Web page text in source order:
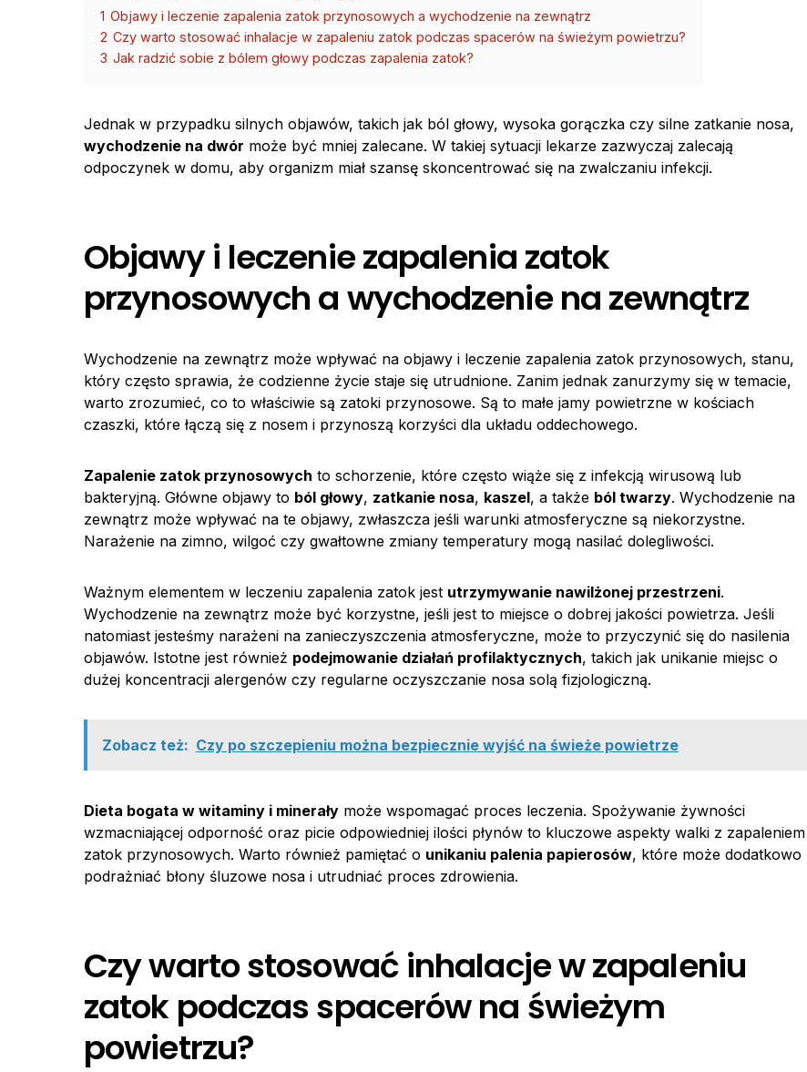
1 Objawy i leczenie zapalenia zatok przynosowych a wychodzenie na zewnątrz
2 Czy warto stosować inhalacje w zapaleniu zatok podczas spacerów na świeżym powietrzu?
3 Jak radzić sobie z bólem głowy podczas zapalenia zatok?
Jednak w przypadku silnych objawów, takich jak ból głowy, wysoka gorączka czy silne zatkanie nosa,
wychodzenie na dwór może być mniej zalecane. W takiej sytuacji lekarze zazwyczaj zalecają
odpoczynek w domu, aby organizm miał szansę skoncentrować się na zwalczaniu infekcji.
Objawy i leczenie zapalenia zatok
przynosowych a wychodzenie na zewnątrz
Wychodzenie na zewnątrz może wpływać na objawy i leczenie zapalenia zatok przynosowych, stanu,
który często sprawia, że codzienne życie staje się utrudnione. Zanim jednak zanurzymy się w temacie,
warto zrozumieć, co to właściwie są zatoki przynosowe. Są to małe jamy powietrzne w kościach
czaszki, które łączą się z nosem i przynoszą korzyści dla układu oddechowego.
Zapalenie zatok przynosowych to schorzenie, które często wiąże się z infekcją wirusową lub
bakteryjną. Główne objawy to ból głowy, zatkanie nosa, kaszel, a także ból twarzy. Wychodzenie na
zewnątrz może wpływać na te objawy, zwłaszcza jeśli warunki atmosferyczne są niekorzystne.
Narażenie na zimno, wilgoć czy gwałtowne zmiany temperatury mogą nasilać dolegliwości.
Ważnym elementem w leczeniu zapalenia zatok jest utrzymywanie nawilżonej przestrzeni.
Wychodzenie na zewnątrz może być korzystne, jeśli jest to miejsce o dobrej jakości powietrza. Jeśli
natomiast jesteśmy narażeni na zanieczyszczenia atmosferyczne, może to przyczynić się do nasilenia
objawów. Istotne jest również podejmowanie działań profilaktycznych, takich jak unikanie miejsc o
dużej koncentracji alergenów czy regularne oczyszczanie nosa solą fizjologiczną.
Zobacz też: Czy po szczepieniu można bezpiecznie wyjść na świeże powietrze
Dieta bogata w witaminy i minerały może wspomagać proces leczenia. Spożywanie żywności
wzmacniającej odporność oraz picie odpowiedniej ilości płynów to kluczowe aspekty walki z zapaleniem
zatok przynosowych. Warto również pamiętać o unikaniu palenia papierosów, które może dodatkowo
podrażniać błony śluzowe nosa i utrudniać proces zdrowienia.
Czy warto stosować inhalacje w zapaleniu
zatok podczas spacerów na świeżym
powietrzu?